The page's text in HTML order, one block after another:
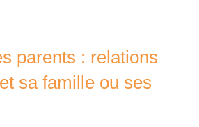
parents : relations
sa famille ou ses